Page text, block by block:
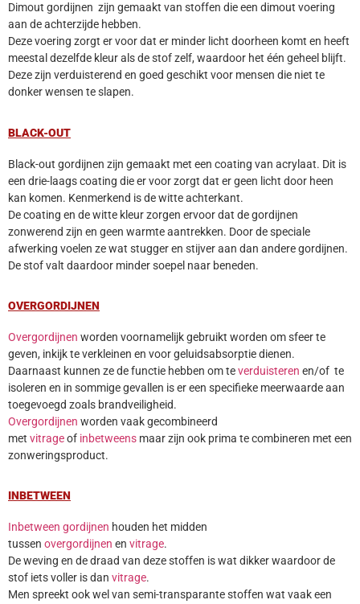
Dimout gordijnen zijn gemaakt van stoffen die een dimout voering
aan de achterzijde hebben.
Deze voering zorgt er voor dat er minder licht doorheen komt en heeft
meestal dezelfde kleur als de stof zelf, waardoor het één geheel blijft.
Deze zijn verduisterend en goed geschikt voor mensen die niet te
donker wensen te slapen.
BLACK-OUT
Black-out gordijnen zijn gemaakt met een coating van acrylaat. Dit is
een drie-laags coating die er voor zorgt dat er geen licht door heen
kan komen. Kenmerkend is de witte achterkant.
De coating en de witte kleur zorgen ervoor dat de gordijnen
zonwerend zijn en geen warmte aantrekken. Door de speciale
afwerking voelen ze wat stugger en stijver aan dan andere gordijnen.
De stof valt daardoor minder soepel naar beneden.
OVERGORDIJNEN
Overgordijnen worden voornamelijk gebruikt worden om sfeer te
geven, inkijk te verkleinen en voor geluidsabsorptie dienen.
Daarnaast kunnen ze de functie hebben om teverduisteren en/of te
isoleren en in sommige gevallen is er een specifieke meerwaarde aan
toegevoegd zoals brandveiligheid.
Overgordijnen worden vaak gecombineerd
met vitrageof inbetweens maar zijn ook prima te combineren met een
zonweringsproduct.
INBETWEEN
Inbetween gordijnen houden het midden
tussen overgordijnen en vitrage.
De weving en de draad van deze stoffen is wat dikker waardoor de
stof iets voller is dan vitrage.
Men spreekt ook wel van semi-transparante stoffen wat vaak een